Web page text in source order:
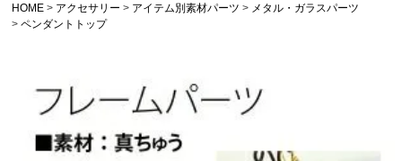
HOME アクセサリー アイテム別素材パーツ
メタル・ガラスパーツ
ペンダントトップ